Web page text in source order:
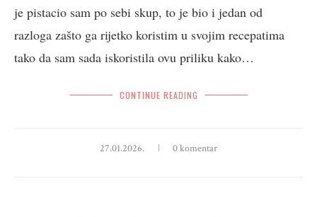
je pistacio sam po sebi skup, to je bio i jedan od
razloga zašto ga rijetko koristim u svojim recepatima
tako da sam sada iskoristila ovu priliku kako…
CONTINUE READING
27.01.2026. 0 komentar